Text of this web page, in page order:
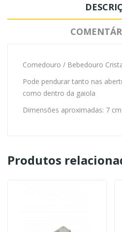
Comedouro / Bebedouro
Pode pendurar tanto nas
como dentro da gaiola
Dimensões aproximadas: 7
Produtos